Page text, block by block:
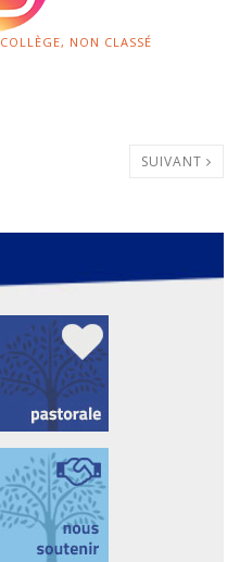
COLLÈGE, NON CLASSÉ
SUIVANT